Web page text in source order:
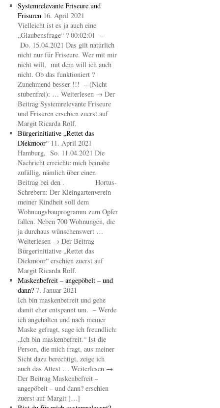
Systemrelevante Friseure und
Frisuren 16. April 2021
Vielleicht ist es ja auch eine
„Glaubensfrage“ ? 00:02:01 –
Do. 15.04.2021 Das gilt natürlich
nicht nur für Friseure. Wer mit mir
nicht will, mit dem will ich auch
nicht. Ob das funktioniert ?
Zunehmend besser !!! – (Nicht
stubenfrei): … Weiterlesen → Der
Beitrag Systemrelevante Friseure
und Frisuren erschien zuerst auf
Margit Ricarda Rolf.
Bürgerinitiative „Rettet das
Diekmoor“ 11. April 2021
Hamburg, So. 11.04.2021 Die
Nachricht erreichte mich beinahe
zufällig, nämlich über einen
Beitrag bei den . Hortus-
Schrebern: Der Kleingartenverein
meiner Kindheit soll dem
Wohnungsbauprogramm zum Opfer
fallen. Neben 700 Wohnungen, die
ja durchaus wünschenswert …
Weiterlesen → Der Beitrag
Bürgerinitiative „Rettet das
Diekmoor“ erschien zuerst auf
Margit Ricarda Rolf.
Maskenbefreit – angepöbelt – und
dann? 7. Januar 2021
Ich bin maskenbefreit und gehe
damit eher entspannt um. – Werde
ich angehalten und nach meiner
Maske gefragt, sage ich freundlich:
„Ich bin maskenbefreit.“ Ist die
Person, die mich fragt, aus meiner
Sicht dazu berechtigt, zeige ich
auch das Attest … Weiterlesen →
Der Beitrag Maskenbefreit –
angepöbelt – und dann? erschien
zuerst auf Margit […]